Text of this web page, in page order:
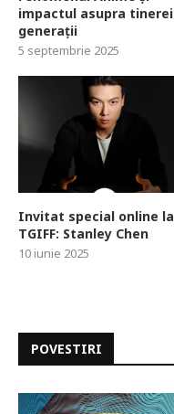
impactul asupra tinerei
generații
5 septembrie 2025
Invitat special online la
TGIFF: Stanley Chen
10 iunie 2025
POVESTIRI